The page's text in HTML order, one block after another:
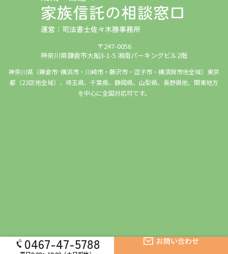
0467-47-5788 お問い合わせ
〒247-0056
神奈川県鎌倉市大船3-1-5 湘南パーキングビル2階
神奈川県（鎌倉市･横浜市・川崎市・藤沢市・逗子市・横須賀市他全域）東京
都（23区他全域）、埼玉県、千葉県、静岡県、山梨県、長野県他、関東地方
を中心に全国対応可です。
Copyright © 湘南・鎌倉の家族信託の相談窓口｜鎌倉市